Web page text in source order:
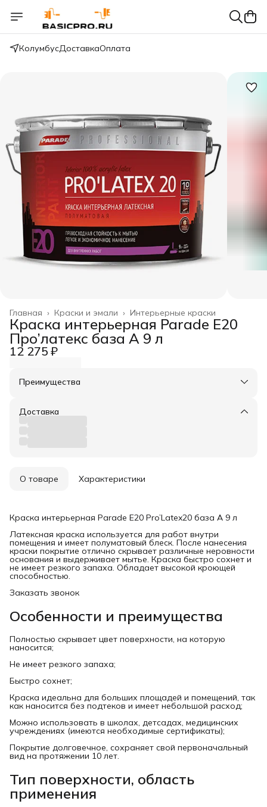
КолумбусДоставкаОплата
Интерьерные краски
Краски и эмали ›
Главная ›
Краска интерьерная Parade E20
Про’латекс база А 9 л
12 275 ₽
Преимущества
Оплата частями в Сплит
Удобный возврат
Доставка
О товаре Характеристики
Краска интерьерная Parade E20 Pro’Latex20 база А 9 л
Латексная краска используется для работ внутри
помещения и имеет полуматовый блеск. После нанесения
краски покрытие отлично скрывает различные неровности
основания и выдерживает мытье. Краска быстро сохнет и
не имеет резкого запаха. Обладает высокой кроющей
способностью.
Заказать звонок
Особенности и преимущества
Полностью скрывает цвет поверхности, на которую
наносится;
Не имеет резкого запаха;
Быстро сохнет;
Краска идеальна для больших площадей и помещений, так
как наносится без подтеков и имеет небольшой расход;
Можно использовать в школах, детсадах, медицинских
учреждениях (имеются необходимые сертификаты);
Покрытие долговечное, сохраняет свой первоначальный
вид на протяжении 10 лет.
Тип поверхности, область
применения